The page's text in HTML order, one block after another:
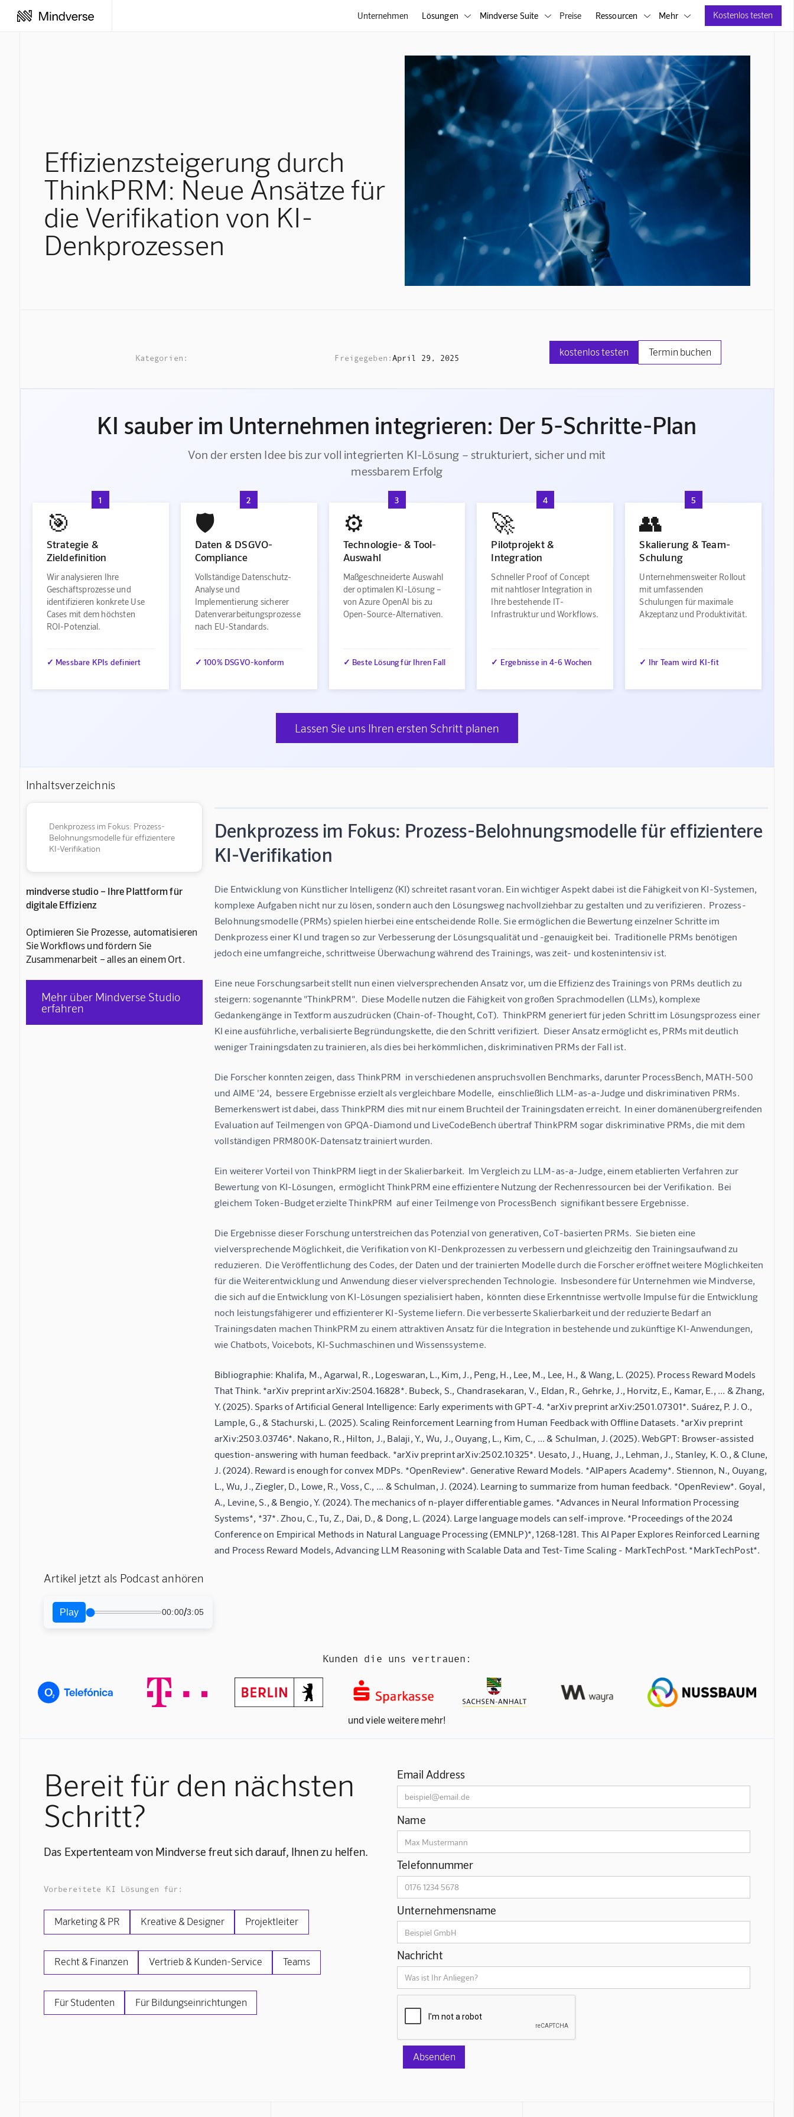
Unternehmen Lösungen  Mindverse Suite  Preise Ressourcen  Mehr  Kostenlos testen
Effizienzsteigerung durch
ThinkPRM: Neue Ansätze für
die Verifikation von KI-
Denkprozessen
Kategorien: Freigegeben:April 29, 2025
kostenlos testen Termin buchen
KI sauber im Unternehmen integrieren: Der 5-Schritte-Plan
Von der ersten Idee bis zur voll integrierten KI-Lösung – strukturiert, sicher und mit
messbarem Erfolg
1
🎯
Strategie &
Zieldefinition
Wir analysieren Ihre
Geschäftsprozesse und
identifizieren konkrete Use
Cases mit dem höchsten
ROI-Potenzial.
✓ Messbare KPIs definiert
2
🛡️
Daten & DSGVO-
Compliance
Vollständige Datenschutz-
Analyse und
Implementierung sicherer
Datenverarbeitungsprozesse
nach EU-Standards.
✓ 100% DSGVO-konform
3
⚙️
Technologie- & Tool-
Auswahl
Maßgeschneiderte Auswahl
der optimalen KI-Lösung –
von Azure OpenAI bis zu
Open-Source-Alternativen.
✓ Beste Lösung für Ihren Fall
4
🚀
Pilotprojekt &
Integration
Schneller Proof of Concept
mit nahtloser Integration in
Ihre bestehende IT-
Infrastruktur und Workflows.
✓ Ergebnisse in 4-6 Wochen
5
👥
Skalierung & Team-
Schulung
Unternehmensweiter Rollout
mit umfassenden
Schulungen für maximale
Akzeptanz und Produktivität.
✓ Ihr Team wird KI-fit
Lassen Sie uns Ihren ersten Schritt planen
Inhaltsverzeichnis
Denkprozess im Fokus: Prozess-
Belohnungsmodelle für effizientere
KI-Verifikation
mindverse studio – Ihre Plattform für
digitale Effizienz
Optimieren Sie Prozesse, automatisieren
Sie Workflows und fördern Sie
Zusammenarbeit – alles an einem Ort.
Mehr über Mindverse Studio
erfahren
Denkprozess im Fokus: Prozess-Belohnungsmodelle für effizientere
KI-Verifikation
Die Entwicklung von Künstlicher Intelligenz (KI) schreitet rasant voran. Ein wichtiger Aspekt dabei ist die Fähigkeit von KI-Systemen,
komplexe Aufgaben nicht nur zu lösen, sondern auch den Lösungsweg nachvollziehbar zu gestalten und zu verifizieren.  Prozess-
Belohnungsmodelle (PRMs) spielen hierbei eine entscheidende Rolle. Sie ermöglichen die Bewertung einzelner Schritte im
Denkprozess einer KI und tragen so zur Verbesserung der Lösungsqualität und -genauigkeit bei.  Traditionelle PRMs benötigen
jedoch eine umfangreiche, schrittweise Überwachung während des Trainings, was zeit- und kostenintensiv ist.
Eine neue Forschungsarbeit stellt nun einen vielversprechenden Ansatz vor, um die Effizienz des Trainings von PRMs deutlich zu
steigern: sogenannte "ThinkPRM".  Diese Modelle nutzen die Fähigkeit von großen Sprachmodellen (LLMs), komplexe
Gedankengänge in Textform auszudrücken (Chain-of-Thought, CoT).  ThinkPRM generiert für jeden Schritt im Lösungsprozess einer
KI eine ausführliche, verbalisierte Begründungskette, die den Schritt verifiziert.  Dieser Ansatz ermöglicht es, PRMs mit deutlich
weniger Trainingsdaten zu trainieren, als dies bei herkömmlichen, diskriminativen PRMs der Fall ist.
Die Forscher konnten zeigen, dass ThinkPRM  in verschiedenen anspruchsvollen Benchmarks, darunter ProcessBench, MATH-500
und AIME '24,  bessere Ergebnisse erzielt als vergleichbare Modelle,  einschließlich LLM-as-a-Judge und diskriminativen PRMs.
Bemerkenswert ist dabei, dass ThinkPRM dies mit nur einem Bruchteil der Trainingsdaten erreicht.  In einer domänenübergreifenden
Evaluation auf Teilmengen von GPQA-Diamond und LiveCodeBench übertraf ThinkPRM sogar diskriminative PRMs, die mit dem
vollständigen PRM800K-Datensatz trainiert wurden.
Ein weiterer Vorteil von ThinkPRM liegt in der Skalierbarkeit.  Im Vergleich zu LLM-as-a-Judge, einem etablierten Verfahren zur
Bewertung von KI-Lösungen,  ermöglicht ThinkPRM eine effizientere Nutzung der Rechenressourcen bei der Verifikation.  Bei
gleichem Token-Budget erzielte ThinkPRM  auf einer Teilmenge von ProcessBench  signifikant bessere Ergebnisse.
Die Ergebnisse dieser Forschung unterstreichen das Potenzial von generativen, CoT-basierten PRMs.  Sie bieten eine
vielversprechende Möglichkeit, die Verifikation von KI-Denkprozessen zu verbessern und gleichzeitig den Trainingsaufwand zu
reduzieren.  Die Veröffentlichung des Codes, der Daten und der trainierten Modelle durch die Forscher eröffnet weitere Möglichkeiten
für die Weiterentwicklung und Anwendung dieser vielversprechenden Technologie.  Insbesondere für Unternehmen wie Mindverse,
die sich auf die Entwicklung von KI-Lösungen spezialisiert haben,  könnten diese Erkenntnisse wertvolle Impulse für die Entwicklung
noch leistungsfähigerer und effizienterer KI-Systeme liefern. Die verbesserte Skalierbarkeit und der reduzierte Bedarf an
Trainingsdaten machen ThinkPRM zu einem attraktiven Ansatz für die Integration in bestehende und zukünftige KI-Anwendungen,
wie Chatbots, Voicebots, KI-Suchmaschinen und Wissenssysteme.
Bibliographie: Khalifa, M., Agarwal, R., Logeswaran, L., Kim, J., Peng, H., Lee, M., Lee, H., & Wang, L. (2025). Process Reward Models
That Think. *arXiv preprint arXiv:2504.16828*. Bubeck, S., Chandrasekaran, V., Eldan, R., Gehrke, J., Horvitz, E., Kamar, E., ... & Zhang,
Y. (2025). Sparks of Artificial General Intelligence: Early experiments with GPT-4. *arXiv preprint arXiv:2501.07301*. Suárez, P. J. O.,
Lample, G., & Stachurski, L. (2025). Scaling Reinforcement Learning from Human Feedback with Offline Datasets. *arXiv preprint
arXiv:2503.03746*. Nakano, R., Hilton, J., Balaji, Y., Wu, J., Ouyang, L., Kim, C., ... & Schulman, J. (2025). WebGPT: Browser-assisted
question-answering with human feedback. *arXiv preprint arXiv:2502.10325*. Uesato, J., Huang, J., Lehman, J., Stanley, K. O., & Clune,
J. (2024). Reward is enough for convex MDPs. *OpenReview*. Generative Reward Models. *AIPapers Academy*. Stiennon, N., Ouyang,
L., Wu, J., Ziegler, D., Lowe, R., Voss, C., ... & Schulman, J. (2024). Learning to summarize from human feedback. *OpenReview*. Goyal,
A., Levine, S., & Bengio, Y. (2024). The mechanics of n-player differentiable games. *Advances in Neural Information Processing
Systems*, *37*. Zhou, C., Tu, Z., Dai, D., & Dong, L. (2024). Large language models can self-improve. *Proceedings of the 2024
Conference on Empirical Methods in Natural Language Processing (EMNLP)*, 1268-1281. This AI Paper Explores Reinforced Learning
and Process Reward Models, Advancing LLM Reasoning with Scalable Data and Test-Time Scaling - MarkTechPost. *MarkTechPost*.
Artikel jetzt als Podcast anhören
Play 00:00/3:05
Kunden die uns vertrauen:
und viele weitere mehr!
Bereit für den nächsten
Schritt?
Das Expertenteam von Mindverse freut sich darauf, Ihnen zu helfen.
Vorbereitete KI Lösungen für:
Marketing & PR Kreative & Designer Projektleiter
Recht & Finanzen Vertrieb & Kunden-Service Teams
Für Studenten Für Bildungseinrichtungen
Email Address
Name
Telefonnummer
Unternehmensname
Nachricht